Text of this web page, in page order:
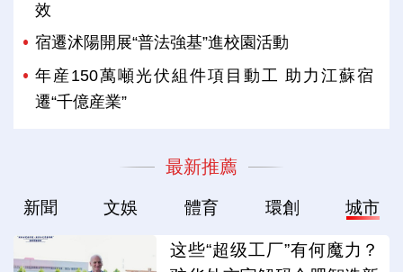
效
宿遷沭陽開展“普法強基”進校園活動
年産150萬噸光伏組件項目動工 助力江蘇宿
遷“千億産業”
最新推薦
新聞 文娛 體育 環創 城市
这些“超级工厂”有何魔力？